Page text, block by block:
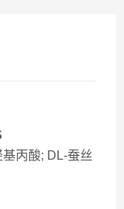
丙酸; DL-蚕丝